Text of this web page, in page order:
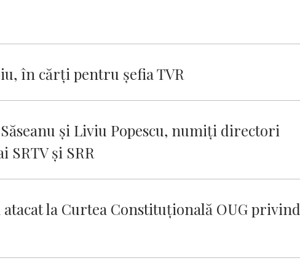
în cărți pentru șefia TVR
şi Liviu Popescu, numiţi directori
şi SRR
la Curtea Constituțională OUG privind